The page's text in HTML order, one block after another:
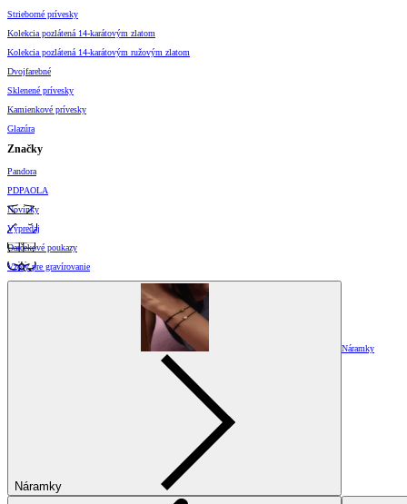
Strieborné prívesky
Kolekcia pozlátená 14-karátovým zlatom
Kolekcia pozlátená 14-karátovým ružovým zlatom
Dvojfarebné
Sklenené prívesky
Kamienkové prívesky
Glazúra
Značky
Pandora
PDPAOLA
Novinky
Výpredaj
Darčekové poukazy
Vzory pre gravírovanie
Náramky
Náramky